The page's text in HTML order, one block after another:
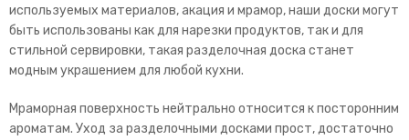
используемых материалов, акация и мрамор, наши доски могут
быть использованы как для нарезки продуктов, так и для
стильной сервировки, такая разделочная доска станет
модным украшением для любой кухни.
Мраморная поверхность нейтрально относится к посторонним
ароматам. Уход за разделочными досками прост, достаточно